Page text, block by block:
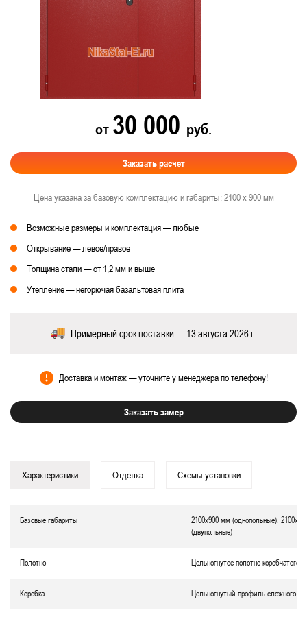
от 30 000 руб.
Заказать расчет
Цена указана за базовую комплектацию и габариты: 2100 х 900 мм
Возможные размеры и комплектация — любые
Открывание — левое/правое
Толщина стали — от 1,2 мм и выше
Утепление — негорючая базальтовая плита
Примерный срок поставки — 13 августа 2026 г.
Доставка и монтаж — уточните у менеджера по телефону!
Заказать замер
Характеристики Отделка Схемы установки
Базовые габариты
2100х900 мм (однопольные),
(двупольные)
Полотно Цельногнутое полотно коробчатого
Коробка Цельногнутый профиль сложного